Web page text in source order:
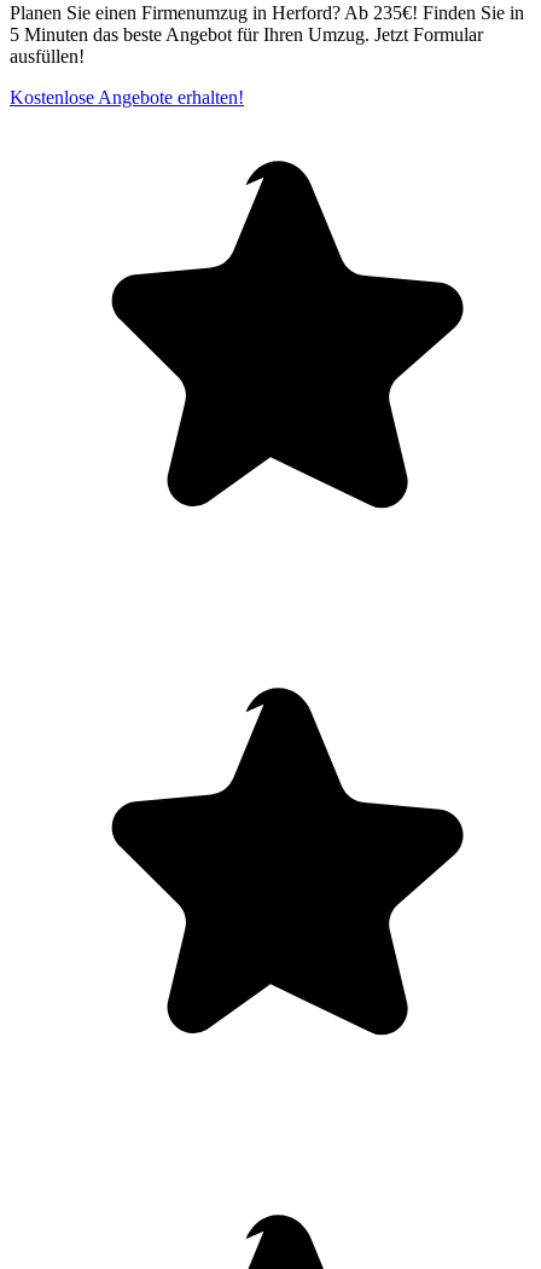
Planen Sie einen Firmenumzug in Herford? Ab 235€! Finden Sie in
5 Minuten das beste Angebot für Ihren Umzug. Jetzt Formular
ausfüllen!
Kostenlose Angebote erhalten!